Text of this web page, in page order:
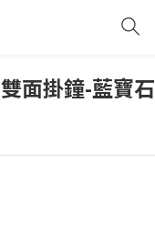
雙面掛鐘-藍寶石